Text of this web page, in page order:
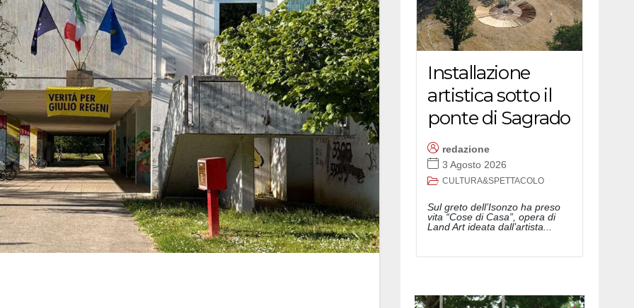
Installazione
artistica sotto il
ponte di Sagrado
redazione
3 Agosto 2026
CULTURA&SPETTACOLO
Sul greto dell’Isonzo ha preso
vita “Cose di Casa”, opera di
Land Art ideata dall’artista...